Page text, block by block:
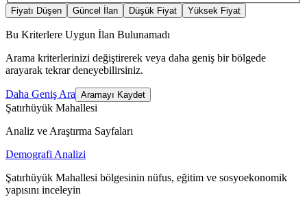
Fiyatı Düşen Güncel İlan Düşük Fiyat Yüksek Fiyat
Bu Kriterlere Uygun İlan Bulunamadı
Arama kriterlerinizi değiştirerek veya daha geniş bir bölgede
arayarak tekrar deneyebilirsiniz.
Daha Geniş Ara Aramayı Kaydet
Şatırhüyük Mahallesi
Analiz ve Araştırma Sayfaları
Demografi Analizi
Şatırhüyük Mahallesi bölgesinin nüfus, eğitim ve sosyoekonomik
yapısını inceleyin